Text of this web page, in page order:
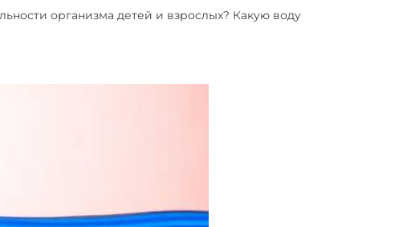
организма детей и взрослых? Какую воду